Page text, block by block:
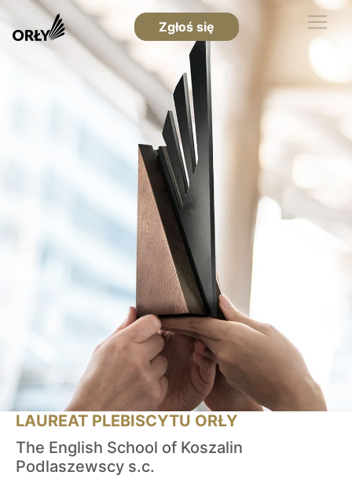
Zgłoś się
LAUREAT PLEBISCYTU ORŁY
The English School of Koszalin
Podlaszewscy s.c.